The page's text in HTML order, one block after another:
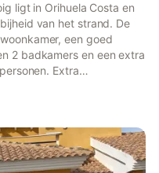
ligt in Orihuela Costa en
van het strand. De
een goed
2 badkamers en een extra
Extra
voor
bij onze vakantiewoning
Neem een verfrissende